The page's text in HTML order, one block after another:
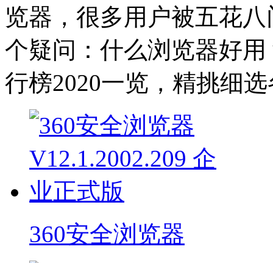
览器，很多用户被五花
个疑问：什么浏览器好
行榜2020一览，精挑细
360安全浏览器